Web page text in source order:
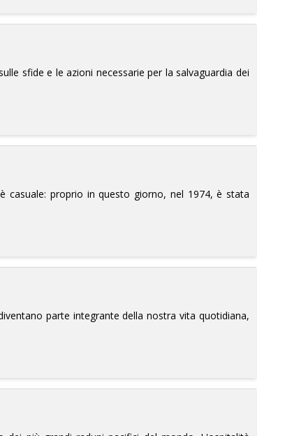
sfide e le azioni necessarie per la salvaguardia dei
casuale: proprio in questo giorno, nel 1974, è stata
parte integrante della nostra vita quotidiana,